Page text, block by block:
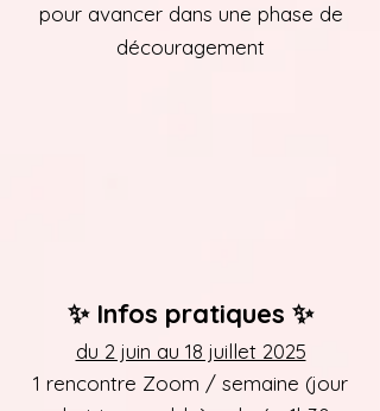
pour avancer dans une phase de
découragement
✨ Infos pratiques ✨
du 2 juin au 18 juillet 2025
1 rencontre Zoom / semaine (jour